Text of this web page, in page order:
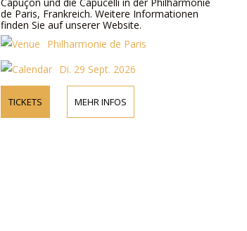
de Paris, Frankreich. Weitere Informationen
finden Sie auf unserer Website.
Philharmonie de Paris
Di. 29 Sept. 2026
TICKETS MEHR INFOS